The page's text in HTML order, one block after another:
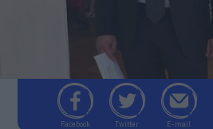
Facebook Twitter E-mail